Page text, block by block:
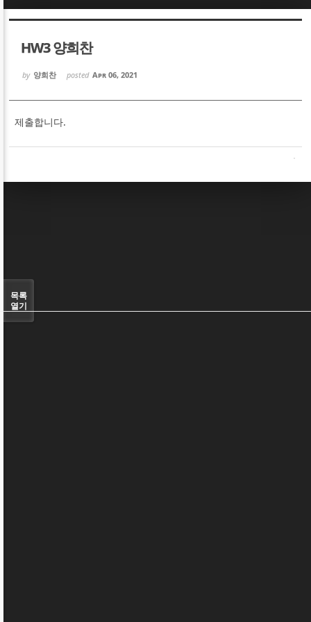
HW3 양희찬
by 양희찬 posted Apr 06, 2021
제출합니다.
목록
열기
Sketchbook5, 스케치북5
Sketchbook5, 스케치북5
Sketchbook5, 스케치북5
Sketchbook5, 스케치북5